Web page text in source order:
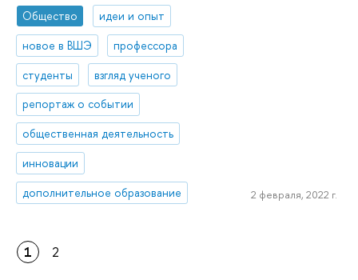
Общество
идеи и опыт
новое в ВШЭ
профессора
студенты
взгляд ученого
репортаж о событии
общественная деятельность
инновации
дополнительное образование
2 февраля, 2022 г.
1 2